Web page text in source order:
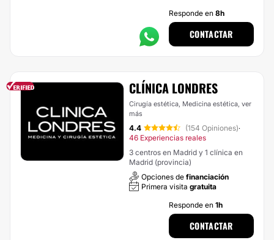
Responde en 8h
CONTACTAR
CLÍNICA LONDRES
Cirugía estética, Medicina estética, ver
más
4.4 (154 Opiniones)·
46 Experiencias reales
3 centros en Madrid y 1 clínica en
Madrid (provincia)
Opciones de financiación
Primera visita gratuita
Responde en 1h
CONTACTAR